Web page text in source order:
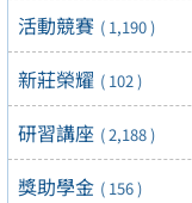
活動競賽 ( 1,190 )
新莊榮耀 ( 102 )
研習講座 ( 2,188 )
獎助學金 ( 156 )